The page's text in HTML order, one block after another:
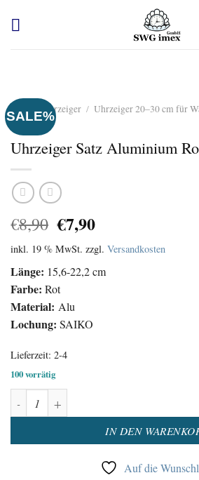
SALE%
Start / Uhrzeiger / Uhrzeiger 20–30 cm für
Uhrzeiger Satz Aluminium
€8,90 Ursprünglicher
Preis
war:
€8,90
€7,90Aktueller
Preis
ist:
€7,90.
inkl. 19 % MwSt. zzgl. Versandkosten
Länge: 15,6-22,2 cm
Farbe: Rot
Material: Alu
Lochung: SAIKO
Lieferzeit: 2-4
100 vorrätig
Uhrzeiger Satz Aluminium Rot Menge
IN DEN
Alternative:
Auf die